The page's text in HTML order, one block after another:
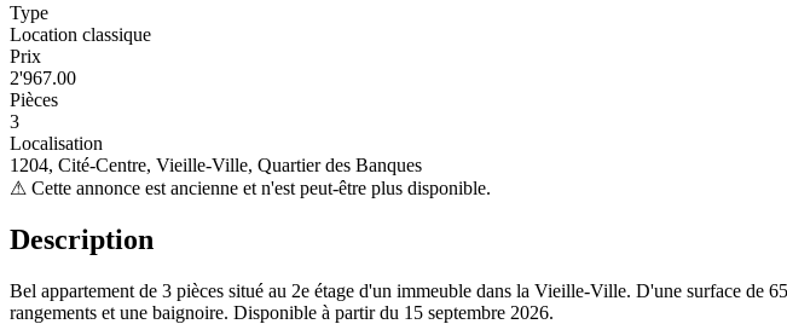
Type
Location classique
Prix
2'967.00
Pièces
3
Localisation
1204, Cité-Centre, Vieille-Ville, Quartier des Banques
⚠ Cette annonce est ancienne et n'est peut-être plus disponible.
Description
Bel appartement de 3 pièces situé au 2e étage d'un immeuble dans la Vieille-Ville. D'une surface de
rangements et une baignoire. Disponible à partir du 15 septembre 2026.